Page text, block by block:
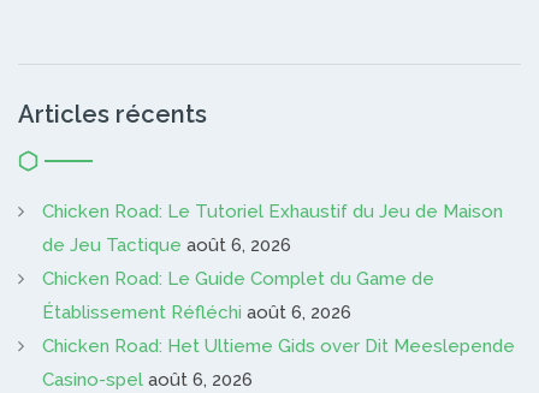
Articles récents
Chicken Road: Le Tutoriel Exhaustif du Jeu de Maison
de Jeu Tactique août 6, 2026
Chicken Road: Le Guide Complet du Game de
Établissement Réfléchi août 6, 2026
Chicken Road: Het Ultieme Gids over Dit Meeslepende
Casino-spel août 6, 2026